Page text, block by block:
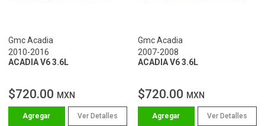
Gmc Acadia
2010-2016
ACADIA V6 3.6L
$720.00 MXN
Ver Detalles
Gmc Acadia
2007-2008
ACADIA V6 3.6L
$720.00 MXN
Ver Detalles